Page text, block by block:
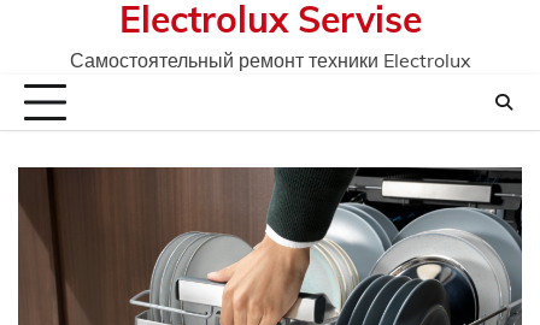
Electrolux Servise
Самостоятельный ремонт техники Electrolux